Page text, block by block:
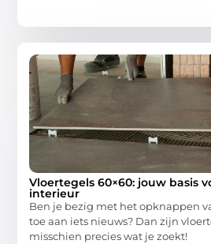
Vloertegels 60×60: jouw basis
interieur
Ben je bezig met het opknappen
toe aan iets nieuws? Dan zijn
misschien precies wat je zoekt!